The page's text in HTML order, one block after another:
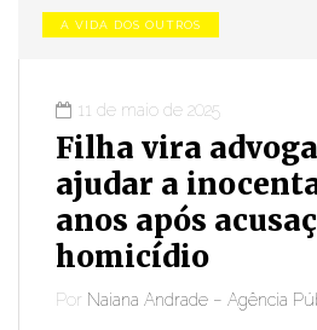
A VIDA DOS OUTROS
11 de maio de 2025
Filha vira
ajudar a
anos após
homicídio
Por Naiana Andrade – Agência